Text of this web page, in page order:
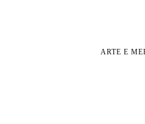
ARTE E